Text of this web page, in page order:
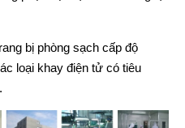
bị phòng sạch cấp độ
loại khay điện tử có tiêu